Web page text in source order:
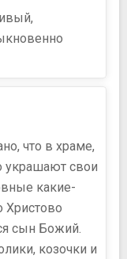
что в храме,
украшают свои
какие-
Христово
сын Божий.
козочки и